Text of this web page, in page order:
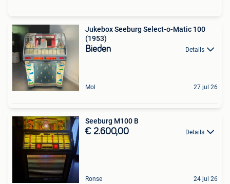
Jukebox Seeburg Select-o-Matic 100
(1953)
Bieden Details
Mol 27 jul 26
Seeburg M100 B
€ 2.600,00 Details
Ronse 24 jul 26